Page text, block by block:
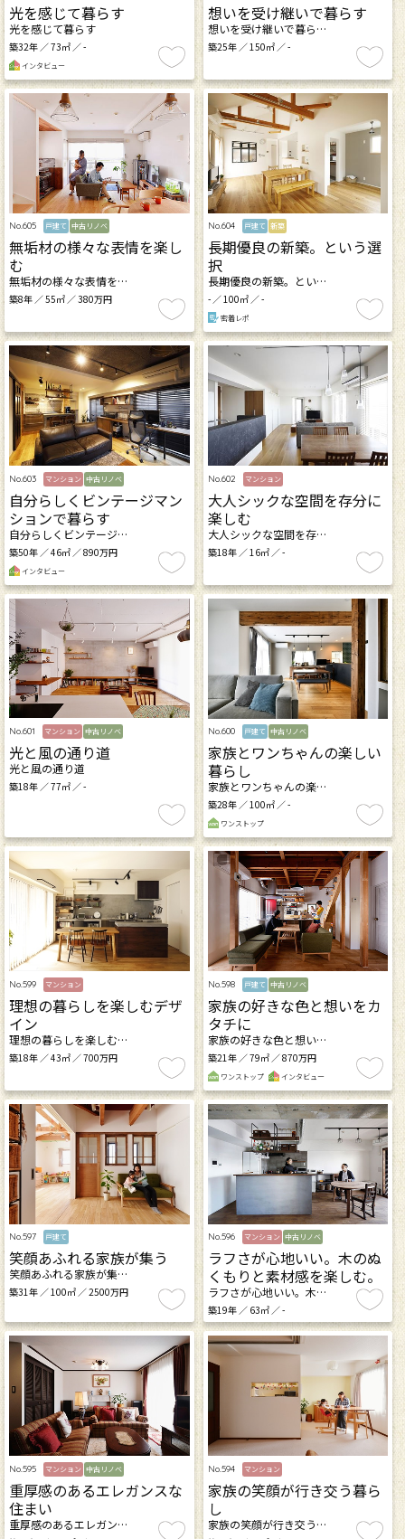
光を感じて暮らす
光を感じて暮らす
築32年 ／ 73㎡ ／ -
インタビュー
想いを受け継いで暮らす
想いを受け継いで暮ら…
築25年 ／ 150㎡ ／ -
No.605 戸建て 中古リノベ
無垢材の様々な表情を楽し
む
無垢材の様々な表情を…
築8年 ／ 55㎡ ／ 380万円
No.604 戸建て 新築
長期優良の新築。という選
択
長期優良の新築。とい…
- ／ 100㎡ ／ -
密着レポ
No.603 マンション 中古リノベ
自分らしくビンテージマン
ションで暮らす
自分らしくビンテージ…
築50年 ／ 46㎡ ／ 890万円
インタビュー
No.602 マンション
大人シックな空間を存分に
楽しむ
大人シックな空間を存…
築18年 ／ 16㎡ ／ -
No.601 マンション 中古リノベ
光と風の通り道
光と風の通り道
築18年 ／ 77㎡ ／ -
No.600 戸建て 中古リノベ
家族とワンちゃんの楽しい
暮らし
家族とワンちゃんの楽…
築28年 ／ 100㎡ ／ -
ワンストップ
No.599 マンション
理想の暮らしを楽しむデザ
イン
理想の暮らしを楽しむ…
築18年 ／ 43㎡ ／ 700万円
No.598 戸建て 中古リノベ
家族の好きな色と想いをカ
タチに
家族の好きな色と想い…
築21年 ／ 79㎡ ／ 870万円
ワンストップ インタビュー
No.597 戸建て
笑顔あふれる家族が集う
笑顔あふれる家族が集…
築31年 ／ 100㎡ ／ 2500万円
No.596 マンション 中古リノベ
ラフさが心地いい。木のぬ
くもりと素材感を楽しむ。
ラフさが心地いい。木…
築19年 ／ 63㎡ ／ -
No.595 マンション 中古リノベ
重厚感のあるエレガンスな
住まい
重厚感のあるエレガン…
No.594 マンション
家族の笑顔が行き交う暮ら
し
家族の笑顔が行き交う…